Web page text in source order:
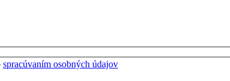
spracúvaním osobných údajov